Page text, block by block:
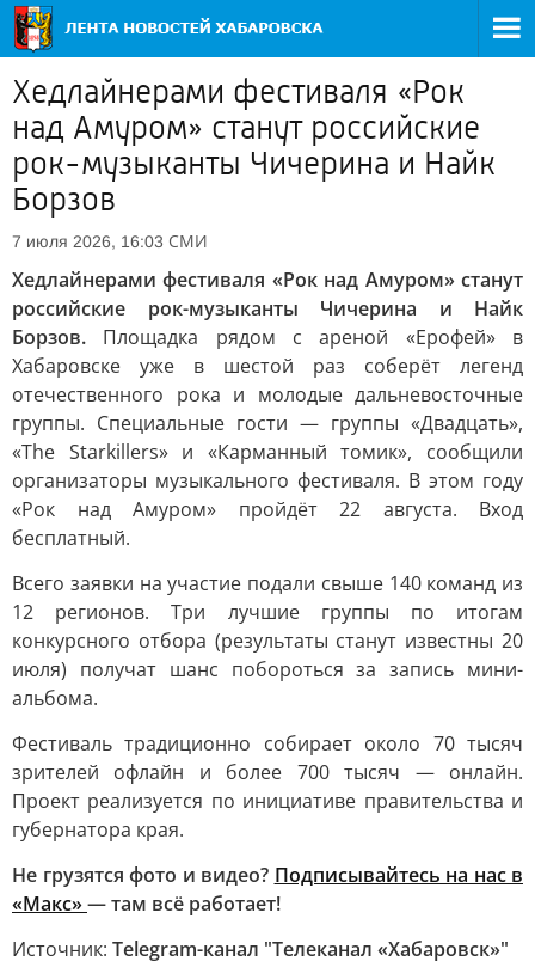
Хедлайнерами фестиваля «Рок
над Амуром» станут российские
рок-музыканты Чичерина и Найк
Борзов
7 июля 2026, 16:03 СМИ
Хедлайнерами фестиваля «Рок над Амуром» станут
российские рок-музыканты Чичерина и Найк
Борзов. Площадка рядом с ареной «Ерофей» в
Хабаровске уже в шестой раз соберёт легенд
отечественного рока и молодые дальневосточные
группы. Специальные гости — группы «Двадцать»,
«The Starkillers» и «Карманный томик», сообщили
организаторы музыкального фестиваля. В этом году
«Рок над Амуром» пройдёт 22 августа. Вход
бесплатный.
Всего заявки на участие подали свыше 140 команд из
12 регионов. Три лучшие группы по итогам
конкурсного отбора (результаты станут известны 20
июля) получат шанс побороться за запись мини-
альбома.
Фестиваль традиционно собирает около 70 тысяч
зрителей офлайн и более 700 тысяч — онлайн.
Проект реализуется по инициативе правительства и
губернатора края.
Не грузятся фото и видео? Подписывайтесь на нас в
«Макс»— там всё работает!
Источник: Telegram-канал "Телеканал «Хабаровск»"